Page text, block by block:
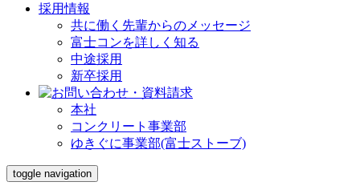
採用情報
共に働く先輩からのメッセージ
富士コンを詳しく知る
中途採用
新卒採用
本社
コンクリート事業部
ゆきぐに事業部(富士ストーブ)
toggle navigation